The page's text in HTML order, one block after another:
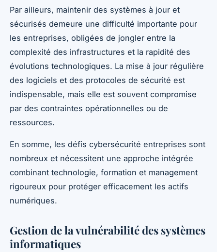
Par ailleurs, maintenir des systèmes à jour et
sécurisés demeure une difficulté importante pour
les entreprises, obligées de jongler entre la
complexité des infrastructures et la rapidité des
évolutions technologiques. La mise à jour régulière
des logiciels et des protocoles de sécurité est
indispensable, mais elle est souvent compromise
par des contraintes opérationnelles ou de
ressources.
En somme, les défis cybersécurité entreprises sont
nombreux et nécessitent une approche intégrée
combinant technologie, formation et management
rigoureux pour protéger efficacement les actifs
numériques.
Gestion de la vulnérabilité des systèmes
informatiques